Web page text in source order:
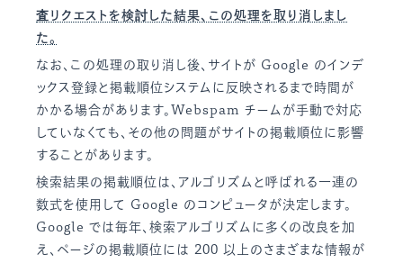
査リクエストを検討した結果、この処理を取り消しまし
た。
なお、この処理の取り消し後、サイトが Google のインデ
ックス登録と掲載順位システムに反映されるまで時間が
かかる場合があります。Webspam チームが手動で対応
していなくても、その他の問題がサイトの掲載順位に影響
することがあります。
検索結果の掲載順位は、アルゴリズムと呼ばれる一連の
数式を使用して Google のコンピュータが決定します。
Google では毎年、検索アルゴリズムに多くの改良を加
え、ページの掲載順位には 200 以上のさまざまな情報が